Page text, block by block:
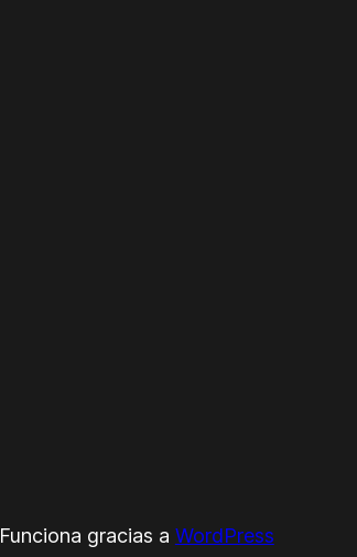
Funciona gracias a WordPress